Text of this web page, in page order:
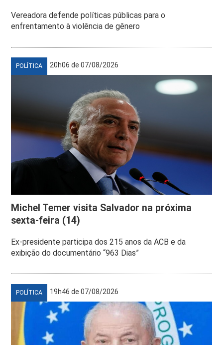
Vereadora defende políticas públicas para o
enfrentamento à violência de gênero
POLÍTICA 20h06 de 07/08/2026
Michel Temer visita Salvador na próxima
sexta-feira (14)
Ex-presidente participa dos 215 anos da ACB e da
exibição do documentário “963 Dias”
POLÍTICA 19h46 de 07/08/2026